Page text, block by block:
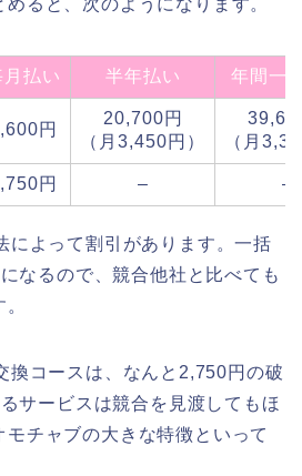
月払い 半年払い 年間一
円
20,700円
（月3,450円）
（月
円 – –
によって割引があります。一括
なるので、競合他社と比べても
換コースは、なんと2,750円の破
サービスは競合を見渡してもほ
チャブの大きな特徴といって